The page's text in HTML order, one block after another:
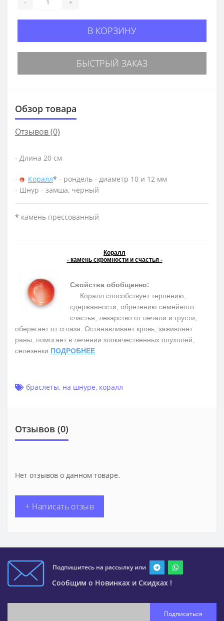
- +
В КОРЗИНУ
БЫСТРЫЙ ЗАКАЗ
Обзор товара
Отзывов (0)
- Длина 20 см
- Коралл* - рондель - диаметр 10 и 12 мм
- Шнур - замша, чёрный
* камень прессованный
Коралл
- камень скромности и счастья -
Свойства обобщенно:
Коралл способствует терпению,
сдержанности, обретению семейного
счастья, лекарство от печали и грусти,
оберегает от сглаза. Останавливает кровь, заживляет
раны, помогает в лечении злокачественных опухолей,
селезенки ПОДРОБНЕЕ
браслеты, на шнуре, коралл
Отзывов (0)
Нет отзывов о данном товаре.
+ Написать отзыв
Подпишитесь на рассылку или
Сообщим о Новинках и Скидках !
Подписаться